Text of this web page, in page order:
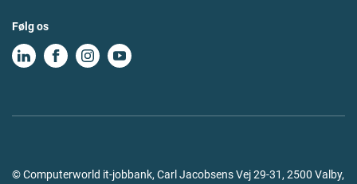
Følg os
© Computerworld it-jobbank, Carl Jacobsens Vej 29-31, 2500 Valby,